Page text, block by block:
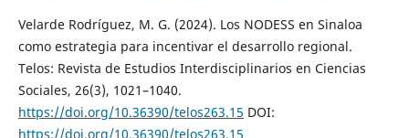
Velarde Rodríguez, M. G. (2024). Los NODESS en Sinaloa
como estrategia para incentivar el desarrollo regional.
Telos: Revista de Estudios Interdisciplinarios en Ciencias
Sociales, 26(3), 1021–1040.
https://doi.org/10.36390/telos263.15 DOI:
https://doi.org/10.36390/telos263.15